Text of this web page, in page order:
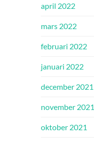
april 2022
mars 2022
februari 2022
januari 2022
december 2021
november 2021
oktober 2021